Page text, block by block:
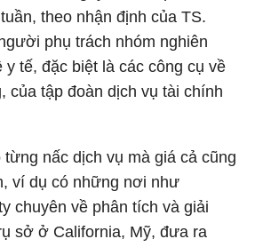
theo nhận định của TS.
phụ trách nhóm nghiên
y tế, đặc biệt là các công cụ về
của tập đoàn dịch vụ tài chính
nấc dịch vụ mà giá cả cũng
ví dụ có những nơi như
chuyên về phân tích và giải
sở ở California, Mỹ, đưa ra